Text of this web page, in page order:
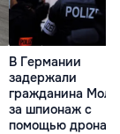
В Германии
задержали
гражданина
за шпионаж с
помощью дрона